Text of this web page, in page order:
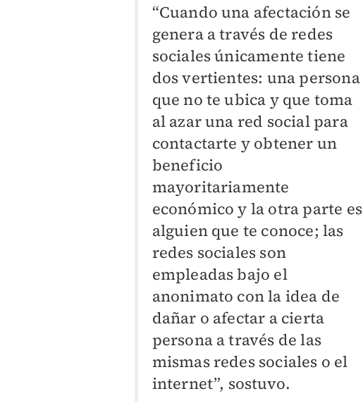
“Cuando una afectación se
genera a través de redes
sociales únicamente tiene
dos vertientes: una persona
que no te ubica y que toma
al azar una red social para
contactarte y obtener un
beneficio
mayoritariamente
económico y la otra parte es
alguien que te conoce; las
redes sociales son
empleadas bajo el
anonimato con la idea de
dañar o afectar a cierta
persona a través de las
mismas redes sociales o el
internet”, sostuvo.